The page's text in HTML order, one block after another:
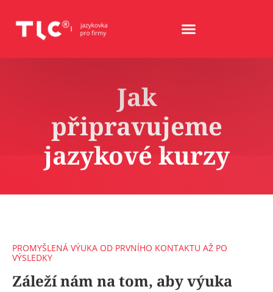
Jak
připravujeme
jazykové kurzy
PROMYŠLENÁ VÝUKA OD PRVNÍHO KONTAKTU AŽ PO
VÝSLEDKY
Záleží nám na tom, aby výuka